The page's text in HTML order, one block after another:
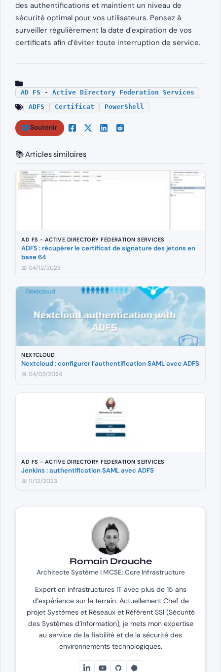
des authentifications et maintient un niveau de
sécurité optimal pour vos utilisateurs. Pensez à
surveiller régulièrement la date d’expiration de vos
certificats afin d’éviter toute interruption de service.
AD FS - Active Directory Federation Services
ADFS
Certificat PowerShell
Soutenir
📚 Articles similaires
AD FS - ACTIVE DIRECTORY FEDERATION SERVICES
ADFS : récupérer le certificat de signature des jetons en
base 64
📅 04/12/2023
NEXTCLOUD
Nextcloud : configurer l’authentification SAML avec ADFS
📅 04/03/2024
AD FS - ACTIVE DIRECTORY FEDERATION SERVICES
Jenkins : authentification SAML avec ADFS
📅 11/12/2023
Romain Drouche
Architecte Système | MCSE: Core Infrastructure
Expert en infrastructures IT avec plus de 15 ans
d’expérience sur le terrain. Actuellement Chef de
projet Systèmes et Réseaux et Référent SSI (Sécurité
des Systèmes d’Information), je mets mon expertise
au service de la fiabilité et de la sécurité des
environnements technologiques.